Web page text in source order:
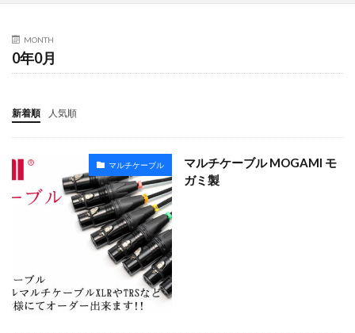
MONTH
0年0月
新着順 人気順
マルチケーブル
マルチケーブル MOGAMI モ
ガミ製